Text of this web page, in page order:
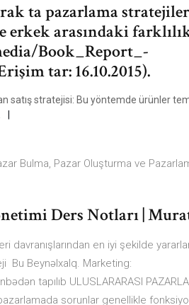
ta pazarlama
erkek arasındaki
Book_Report_-
tar: 16.10.2015).
satış stratejisi: Bu yöntemde ürünler
Bulma, Pazar Oluşturma ve
Ders Notları |
davranışlarından en iyi şekilde
Bu Beynəlxalq. Marketing:
tapılıb ULUSLARARASI
sorunlar genellikle